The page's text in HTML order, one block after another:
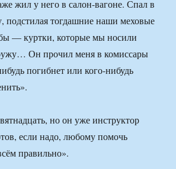
жил у него в салон-вагоне. Спал в
подстилая тогдашние наши меховые
— куртки, которые мы носили
Он прочил меня в комиссары
погибнет или кого-нибудь
но он уже инструктор
если надо, любому помочь
правильно».